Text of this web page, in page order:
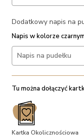
Dodatkowy napis na
Napis w kolorze
Tu można dołączyć
Kartka Okolicznościowa